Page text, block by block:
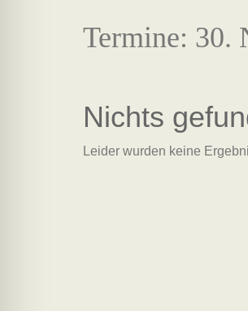
Termine: 30.
Nichts
Leider wurden keine